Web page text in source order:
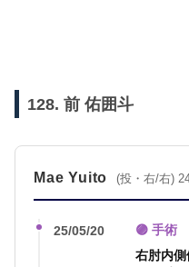
128. 前 佑囲斗
Mae Yuito (投・右/右)
25/05/20
🟣 手術
右肘内